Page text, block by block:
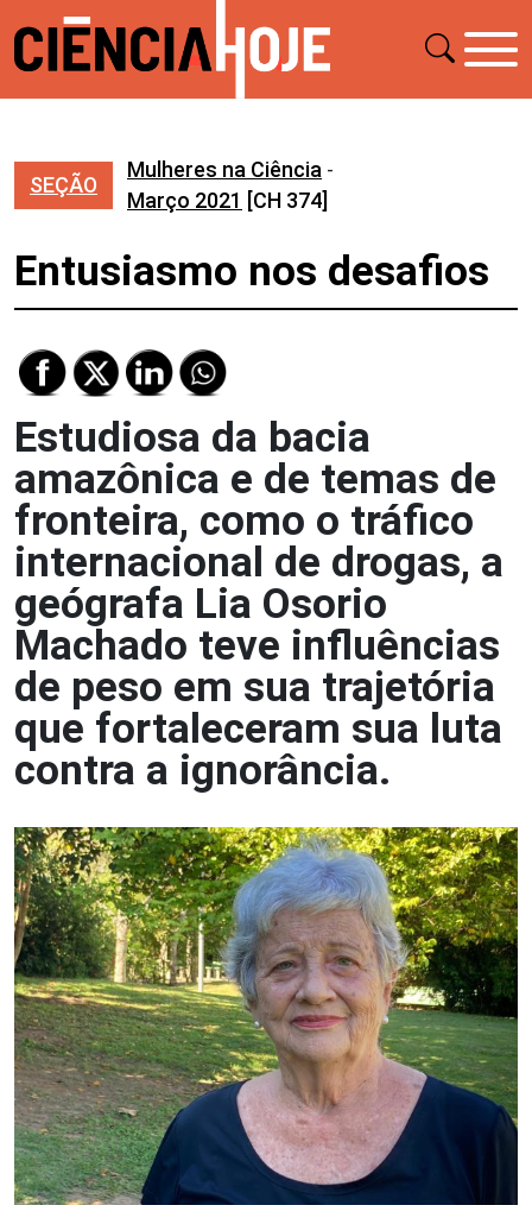
SEÇÃO
Mulheres na Ciência -
Março 2021 [CH 374]
Entusiasmo nos desafios
Estudiosa da bacia
amazônica e de temas de
fronteira, como o tráfico
internacional de drogas, a
geógrafa Lia Osorio
Machado teve influências
de peso em sua trajetória
que fortaleceram sua luta
contra a ignorância.